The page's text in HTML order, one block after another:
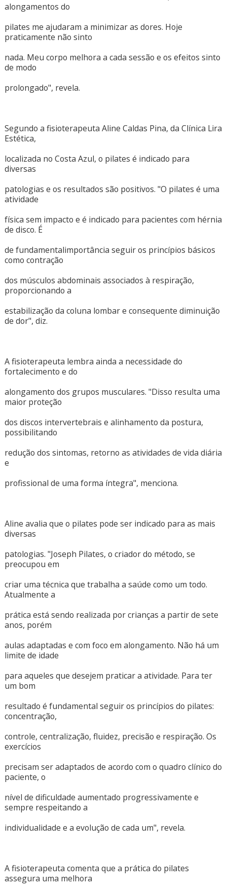
alongamentos do
pilates me ajudaram a minimizar as dores. Hoje
praticamente não sinto
nada. Meu corpo melhora a cada sessão e os efeitos sinto
de modo
prolongado", revela.
Segundo a fisioterapeuta Aline Caldas Pina, da Clínica Lira
Estética,
localizada no Costa Azul, o pilates é indicado para
diversas
patologias e os resultados são positivos. "O pilates é uma
atividade
física sem impacto e é indicado para pacientes com hérnia
de disco. É
de fundamentalimportância seguir os princípios básicos
como contração
dos músculos abdominais associados à respiração,
proporcionando a
estabilização da coluna lombar e consequente diminuição
de dor", diz.
A fisioterapeuta lembra ainda a necessidade do
fortalecimento e do
alongamento dos grupos musculares. "Disso resulta uma
maior proteção
dos discos intervertebrais e alinhamento da postura,
possibilitando
redução dos sintomas, retorno as atividades de vida diária
e
profissional de uma forma íntegra", menciona.
Aline avalia que o pilates pode ser indicado para as mais
diversas
patologias. "Joseph Pilates, o criador do método, se
preocupou em
criar uma técnica que trabalha a saúde como um todo.
Atualmente a
prática está sendo realizada por crianças a partir de sete
anos, porém
aulas adaptadas e com foco em alongamento. Não há um
limite de idade
para aqueles que desejem praticar a atividade. Para ter
um bom
resultado é fundamental seguir os princípios do pilates:
concentração,
controle, centralização, fluidez, precisão e respiração. Os
exercícios
precisam ser adaptados de acordo com o quadro clínico do
paciente, o
nível de dificuldade aumentado progressivamente e
sempre respeitando a
individualidade e a evolução de cada um", revela.
A fisioterapeuta comenta que a prática do pilates
assegura uma melhora